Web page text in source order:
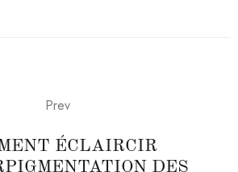
Prev
ÉCLAIRCIR
DES